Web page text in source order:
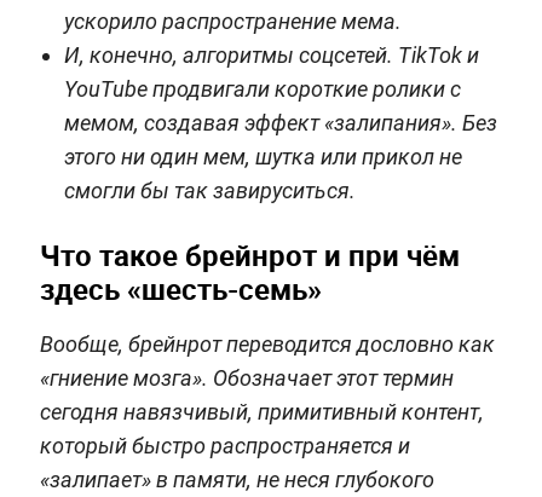
ускорило распространение мема.
И, конечно, алгоритмы соцсетей. TikTok и
YouTube продвигали короткие ролики с
мемом, создавая эффект «залипания». Без
этого ни один мем, шутка или прикол не
смогли бы так завируситься.
Что такое брейнрот и при чём
здесь «шесть-семь»
Вообще, брейнрот переводится дословно как
«гниение мозга». Обозначает этот термин
сегодня навязчивый, примитивный контент,
который быстро распространяется и
«залипает» в памяти, не неся глубокого